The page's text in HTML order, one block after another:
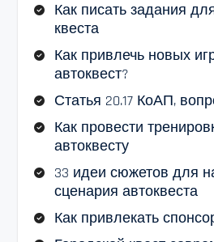
Как писать задания
квеста
Как привлечь новых
автоквест?
Статья 20.17 КоАП,
Как провести
автоквесту
33 идеи сюжетов для
сценария автоквеста
Как привлекать